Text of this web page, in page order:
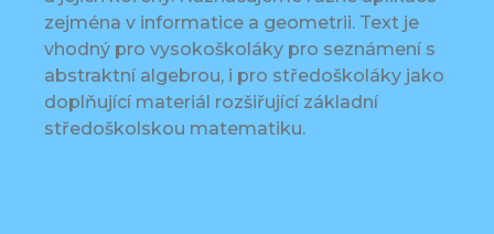
zejména v informatice a geometrii. Text je
vhodný pro vysokoškoláky pro seznámení s
abstraktní algebrou, i pro středoškoláky jako
doplňující materiál rozšiřující základní
středoškolskou matematiku.